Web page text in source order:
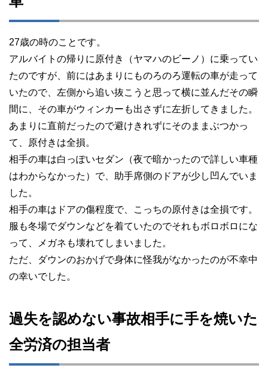
27歳の時のことです。
アルバイトの帰りに原付き（ヤマハのビーノ）に乗ってい
たのですが、前にはあまりにものろのろ運転の車が走って
いたので、左側から追い抜こうと思って横に並んだその瞬
間に、その車がウィンカーも出さずに左折してきました。
あまりに直前だったので避けきれずにそのままぶつかっ
て、原付きは全損。
相手の車は白っぽいセダン（夜で暗かったので詳しい車種
はわからなかった）で、助手席側のドアが少し凹んでいま
した。
相手の車はドアの傷程度で、こっちの原付きは全損です。
服も冬場でダウンなどを着ていたのでそれもボロボロにな
って、メガネも壊れてしまいました。
ただ、ダウンのおかげで身体に怪我がなかったのが不幸中
の幸いでした。
過失を認めない事故相手に手を焼いた
全労済の担当者